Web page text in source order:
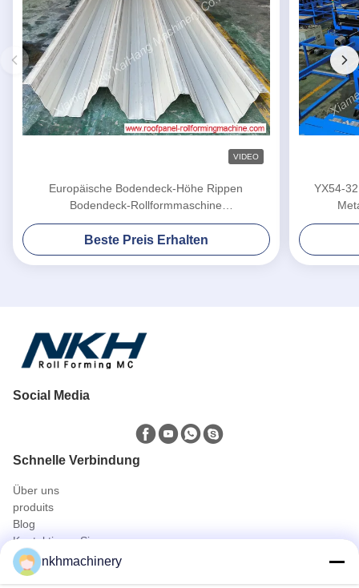
VIDEO
Europäische Bodendeck-Höhe Rippen
Bodendeck-Rollformmaschine
TR137/TR153/TR155 Metalldeck-Platte
Beste Preis Erhalten
YX54-
Social Media
Schnelle Verbindung
Über uns
produits
Blog
Kontaktieren Sie uns
Produitsnkhmachinery